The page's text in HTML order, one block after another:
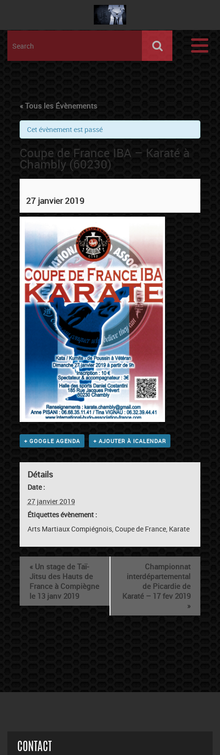
« Tous les Évènements
Cet évènement est passé
Coupe de France IBA – Karaté à
Chambly (60230)
27 janvier 2019
+ GOOGLE AGENDA + AJOUTER À ICALENDAR
Détails
Date :
27 janvier 2019
Étiquettes évènement :
Arts Martiaux Compiégnois,Coupe de France, Karate
« Un stage de Taï-
Jitsu des Hauts de
France à Compiègne
le 13 janv 2019
Championnat
interdépartemental
de Picardie de
Karaté – 17 fev 2019
»
CONTACT